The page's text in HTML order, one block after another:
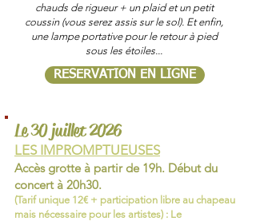
chauds de rigueur + un plaid et un petit
coussin (vous serez assis sur le sol). Et enfin,
une lampe portative pour le retour à pied
sous les étoiles...
RESERVATION EN LIGNE
Le 30 juillet 2026
LES IMPROMPTUEUSES
Accès grotte à partir de 19h. Début du
concertà 20h30.
(Tarif unique 12€ + participation libre au chapeau
mais nécessaire pour les artistes) : Le